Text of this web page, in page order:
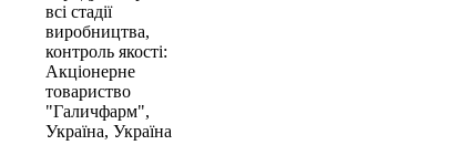
всі стадії
виробництва,
контроль якості:
Акціонерне
товариство
"Галичфарм",
Україна, Україна